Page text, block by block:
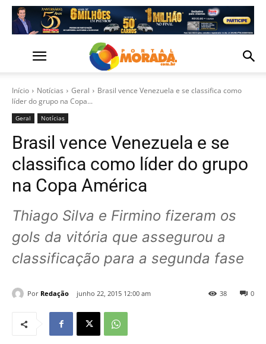
Início Notícias Geral
Brasil vence Venezuela e se classifica como
líder do grupo na Copa...
Geral Notícias
Brasil vence Venezuela e se
classifica como líder do grupo
na Copa América
Thiago Silva e Firmino fizeram os
gols da vitória que assegurou a
classificação para a segunda fase
Por Redação junho 22, 2015 12:00 am 0
38